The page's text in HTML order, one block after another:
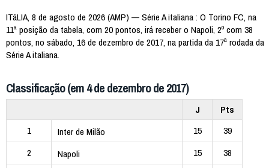
ITáLIA, 8 de agosto de 2026 (AMP) — Série A italiana : O Torino FC, na
11ª posição da tabela, com 20 pontos, irá receber o Napoli, 2º com 38
pontos, no sábado, 16 de dezembro de 2017, na partida da 17ª rodada da
Série A italiana.
Classificação (em 4 de dezembro de 2017)
J
Pts
1
Inter de Milão 15
39
2
Napoli 15
38